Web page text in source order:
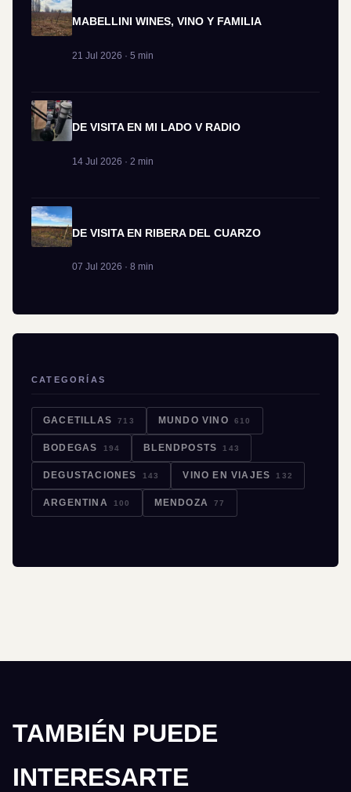
MABELLINI WINES, VINO Y FAMILIA
21 Jul 2026 · 5 min
DE VISITA EN MI LADO V RADIO
14 Jul 2026 · 2 min
DE VISITA EN RIBERA DEL CUARZO
07 Jul 2026 · 8 min
CATEGORÍAS
GACETILLAS 713 MUNDO VINO 610
BODEGAS 194 BLENDPOSTS 143
DEGUSTACIONES 143 VINO EN VIAJES 132
ARGENTINA 100 MENDOZA 77
TAMBIÉN PUEDE
INTERESARTE